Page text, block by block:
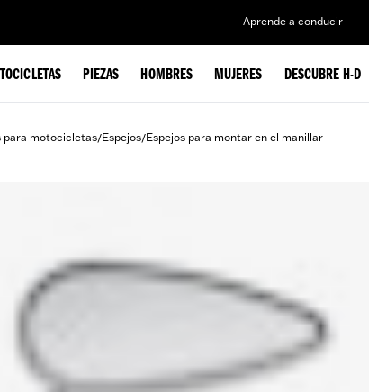
Aprende a conducir
PIEZAS HOMBRES MUJERES DESCUBRE H-D
para motocicletas/Espejos/Espejos para montar en el manillar